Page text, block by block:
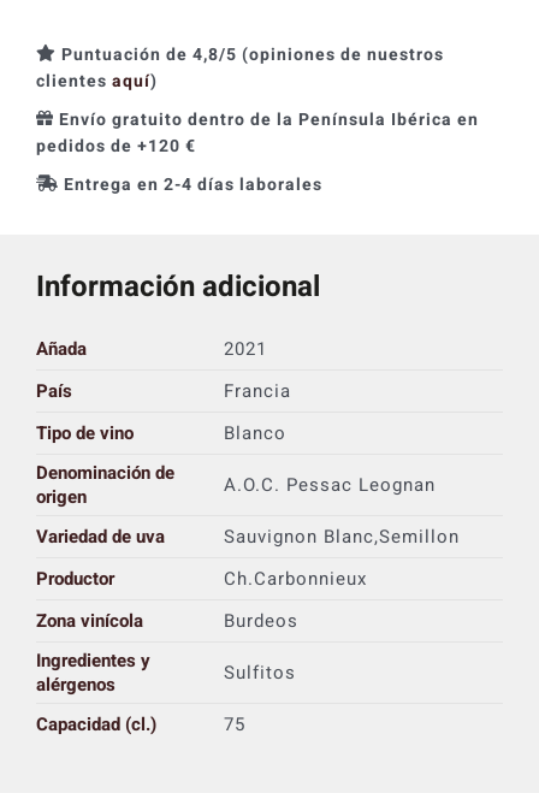
Puntuación de 4,8/5 (opiniones de nuestros
clientes aquí)
Envío gratuito dentro de la Península Ibérica en
pedidos de +120 €
Entrega en 2-4 días laborales
Información adicional
Añada
2021
País
Francia
Tipo de vino
Blanco
Denominación de
origen
A.O.C. Pessac Leognan
Variedad de uva
Sauvignon Blanc,Semillon
Productor
Ch.Carbonnieux
Zona vinícola
Burdeos
Ingredientes y
alérgenos
Sulfitos
Capacidad (cl.)
75